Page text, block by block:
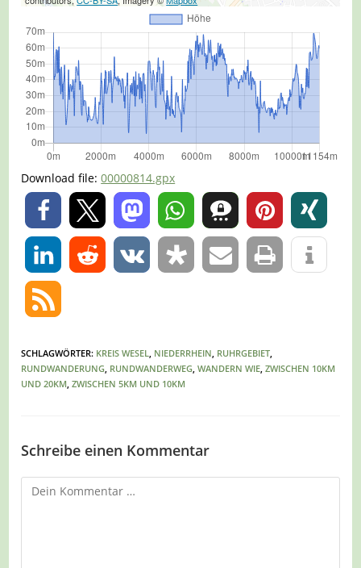
Download file:00000814.gpx
0
0
SCHLAGWÖRTER: KREIS WESEL NIEDERRHEIN RUHRGEBIET
RUNDWANDERUNG RUNDWANDERWEG WANDERN WIE ZWISCHEN 10KM
UND 20KM ZWISCHEN 5KM UND 10KM
Schreibe einen Kommentar
Kommentar